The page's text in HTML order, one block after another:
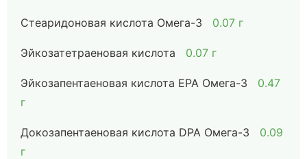
Стеаридоновая кислота Омега-3 0.07 г
Эйкозатетраеновая кислота 0.07 г
Эйкозапентаеновая кислота EPA Омега-3
0.47
г
Докозапентаеновая кислота DPA Омега-3
0.09
г